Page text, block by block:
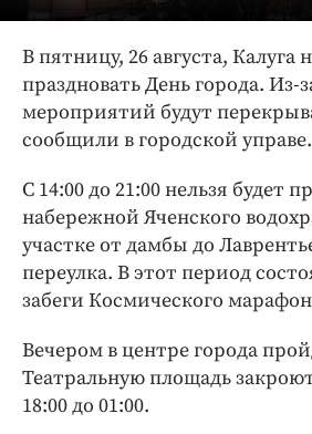
ПРОЕКТЫ
Блоги
Издания
Медиаперсона
Интересное чтиво
Клиника года
Бренд года
Работодатель года
В пятницу, 26 августа, Калуга
праздновать День города. Из-
мероприятий будут
сообщили в городской управе.
С 14:00 до 21:00 нельзя будет
набережной Яченского
участке от дамбы до
переулка. В этот период
забеги Космического
Вечером в центре города
Театральную площадь
18:00 до 01:00.